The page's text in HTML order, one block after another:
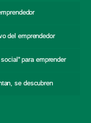
del emprendedor
para emprender
se descubren